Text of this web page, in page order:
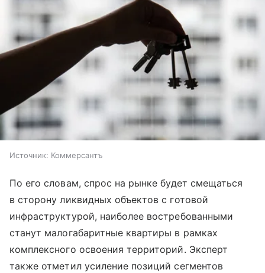
Источник: Коммерсантъ
По его словам, спрос на рынке будет смещаться
в сторону ликвидных объектов с готовой
инфраструктурой, наиболее востребованными
станут малогабаритные квартиры в рамках
комплексного освоения территорий. Эксперт
также отметил усиление позиций сегментов